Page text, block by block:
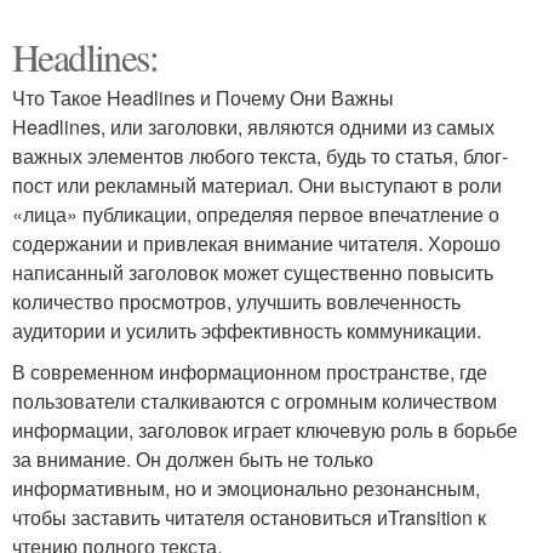
Headlines:
Что Такое Headlines и Почему Они Важны
Headlines, или заголовки, являются одними из самых
важных элементов любого текста, будь то статья, блог-
пост или рекламный материал. Они выступают в роли
«лица» публикации, определяя первое впечатление о
содержании и привлекая внимание читателя. Хорошо
написанный заголовок может существенно повысить
количество просмотров, улучшить вовлеченность
аудитории и усилить эффективность коммуникации.
В современном информационном пространстве, где
пользователи сталкиваются с огромным количеством
информации, заголовок играет ключевую роль в борьбе
за внимание. Он должен быть не только
информативным, но и эмоционально резонансным,
чтобы заставить читателя остановиться иTransition к
чтению полного текста.